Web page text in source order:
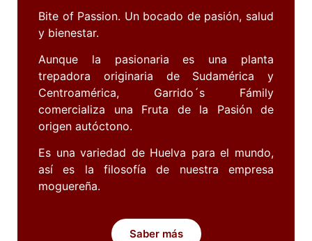
Bite of Passion. Un bocado de pasión, salud
y bienestar.
Aunque la pasionaria es una planta
trepadora originaria de Sudamérica y
Centroamérica, Garrido´s Fámily
comercializa una Fruta de la Pasión de
origen autóctono.
Es una variedad de Huelva para el mundo,
así es la filosofía de nuestra empresa
moguereña.
Saber más